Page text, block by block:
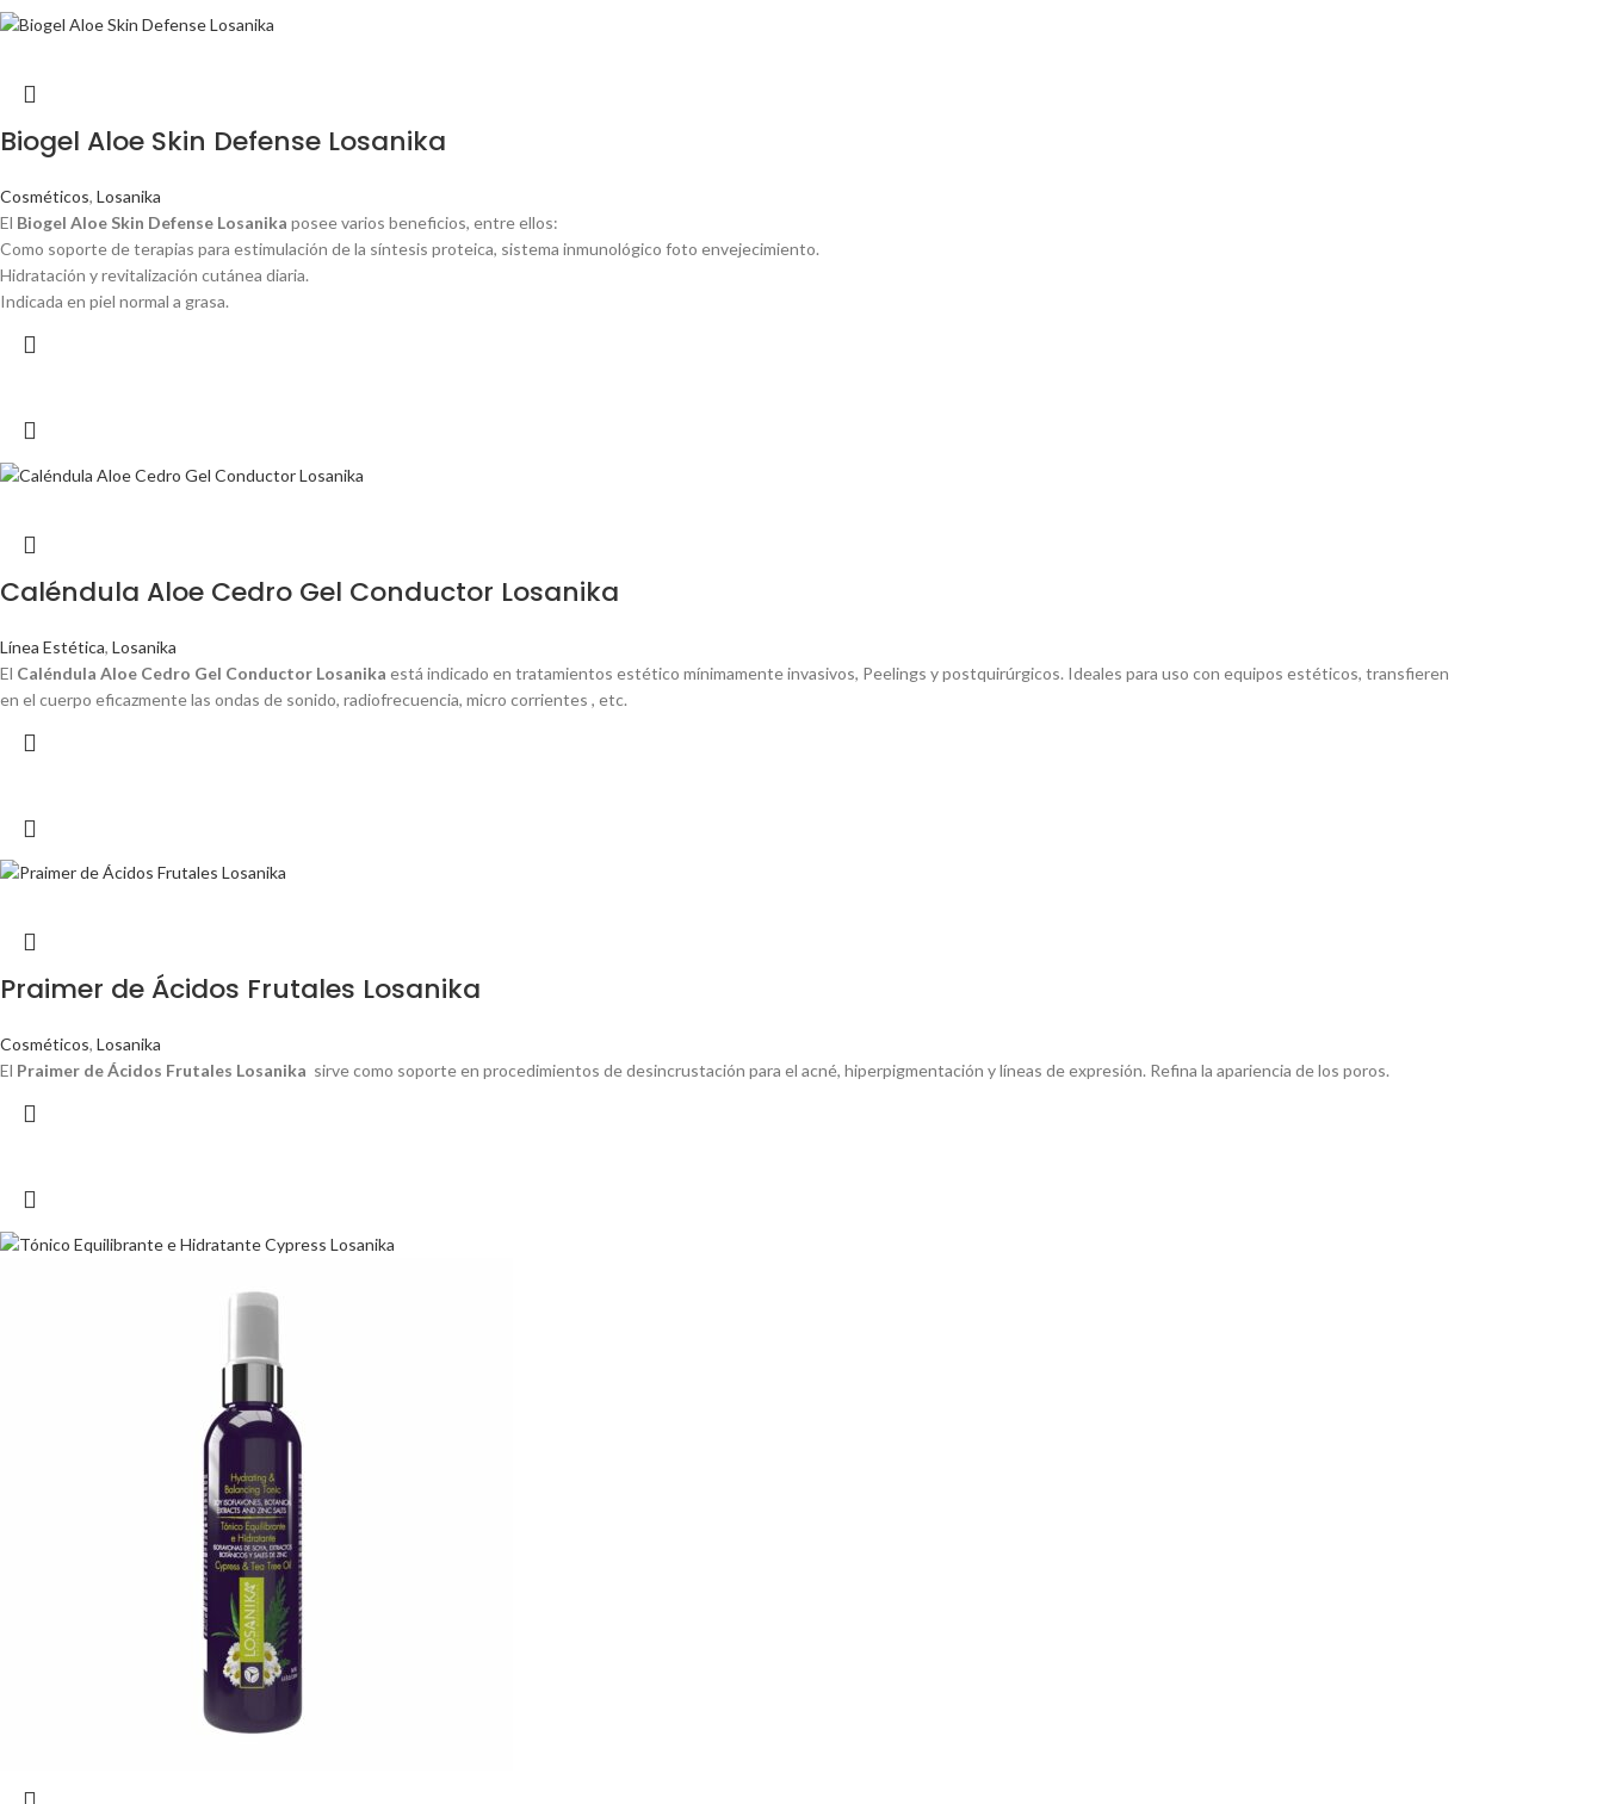
Biogel Aloe Skin Defense Losanika
Cosméticos, Losanika
El Biogel Aloe Skin Defense Losanika posee varios beneficios, entre ellos:
Como soporte de terapias para estimulación de la síntesis proteica, sistema inmunológico foto envejecimiento.
Hidratación y revitalización cutánea diaria.
Indicada en piel normal a grasa.
Caléndula Aloe Cedro Gel Conductor Losanika
Línea Estética, Losanika
El Caléndula Aloe Cedro Gel Conductor Losanika está indicado en tratamientos estético mínimamente invasivos, Peelings y postquirúrgicos. Ideales para uso con equipos estéticos, transfieren
en el cuerpo eficazmente las ondas de sonido, radiofrecuencia, micro corrientes , etc.
Praimer de Ácidos Frutales Losanika
Cosméticos, Losanika
El Praimer de Ácidos Frutales Losanika sirve como soporte en procedimientos de desincrustación para el acné, hiperpigmentación y líneas de expresión. Refina la apariencia de los poros.